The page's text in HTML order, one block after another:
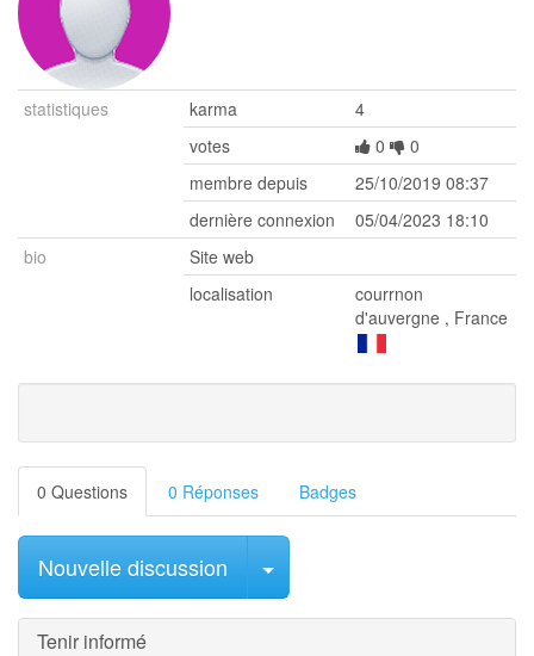
statistiques karma
4
votes
0
0
membre depuis
25/10/2019 08:37
dernière connexion
05/04/2023 18:10
bio
Site web
localisation
courrnon
d'auvergne , France
0 Questions 0 Réponses Badges
Nouvelle discussion Sélectionner le message
Tenir informé